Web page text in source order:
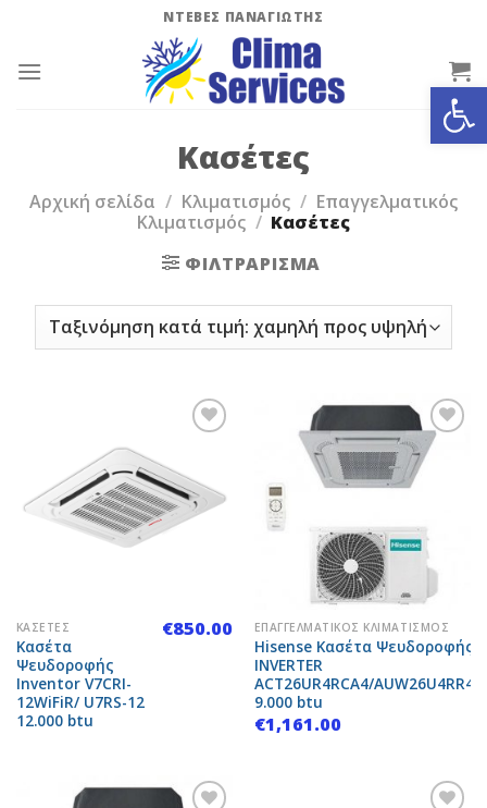
content
ΝΤΕΒΕΣ ΠΑΝΑΓΙΩΤΗΣ
Κασέτες
Αρχική σελίδα / Κλιματισμός / Επαγγελματικός
Κλιματισμός / Κασέτες
ΦΙΛΤΡΆΡΙΣΜΑ
Add to
Wishlist
ΚΑΣΈΤΕΣ
Κασέτα
Ψευδοροφής
Inventor V7CRI-
12WiFiR/ U7RS-12
12.000 btu
€850.00 ΕΠΑΓΓΕΛΜΑΤΙΚΌΣ ΚΛΙΜΑΤΙΣΜΌΣ
Hisense Κασέτα Ψευδοροφής
INVERTER
ACT26UR4RCA4/AUW26U4RR4
9.000 btu
€1,161.00